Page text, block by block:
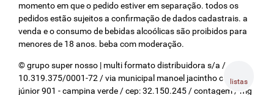
listas
momento em que o pedido estiver em separação. todos os
pedidos estão sujeitos a confirmação de dados cadastrais. a
venda e o consumo de bebidas alcoólicas são proibidos para
menores de 18 anos. beba com moderação.
© grupo super nosso | multi formato distribuidora s/a / cnpj:
10.319.375/0001-72 / via municipal manoel jacintho coelho
júnior 901 - campina verde / cep: 32.150.245 / contagem / mg